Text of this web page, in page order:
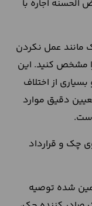
اجاره با
مانند عمل نکردن
مشخص کنید. این
از اختلاف
دقیق موارد
چک و قرارداد
شده توصیه